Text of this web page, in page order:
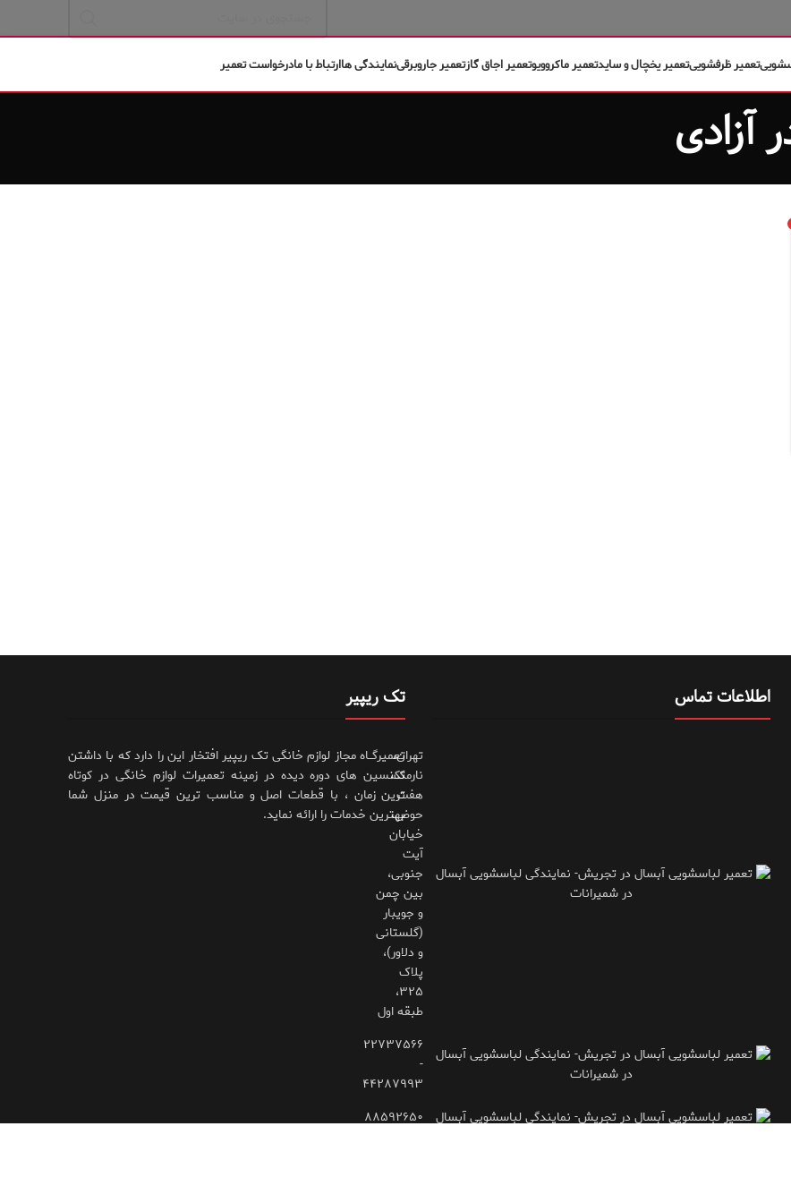
تعمیر ظرفشوییتعمیر یخچال و سایدتعمیر ماکروویوتعمیر اجاق گازتعمیر جاروبرقینمایندگی هاارتباط با مادرخواست تعمیر
تک ریپیر
تعمیرگــاه مجاز لوازم خانگی تک ریپیر افتخار این را دارد که با داشتن
تکنسین های دوره دیده در زمینه تعمیرات لوازم خانگی در کوتاه
ترین زمان ، با قطعات اصل و مناسب ترین قیمت در منزل شما
بهترین خدمات را ارائه نماید.
اطلاعات تماس
تهران،
نارمک،
هفت
حوض،
خیابان
آیت
جنوبی،
بین چمن
و جویبار
(گلستانی
و دلاور)،
پلاک
۳۲۵،
طبقه اول
۲۲۷۳۷۵۶۶
-
۴۴۲۸۷۹۹۳
۸۸۵۹۲۶۵۰